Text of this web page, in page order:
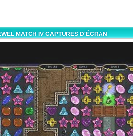
MATCH IV CAPTURES D'ÉCRAN